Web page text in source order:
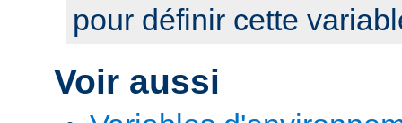
pour définir cette
Voir aussi